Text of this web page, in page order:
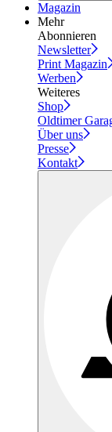
Magazin
Mehr
Abonnieren
Newsletter
Print Magazin
Werben
Weiteres
Shop
Oldtimer
Über uns
Presse
Kontakt